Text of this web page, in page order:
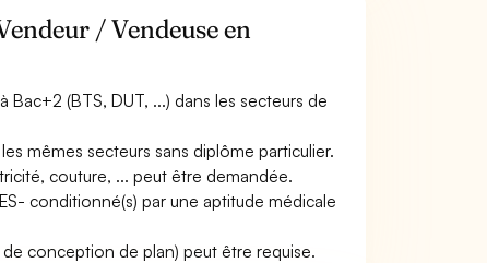
/ Vendeuse en
(BTS, DUT, ...) dans les secteurs de
mêmes secteurs sans diplôme particulier.
couture, ... peut être demandée.
conditionné(s) par une aptitude médicale
conception de plan) peut être requise.